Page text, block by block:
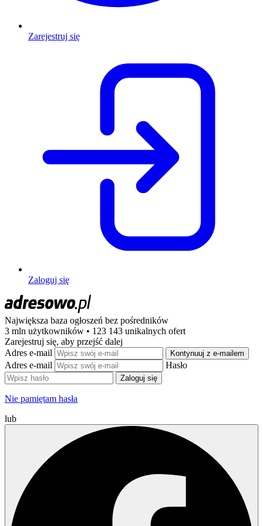
Zarejestruj się
Zaloguj się
Największa baza ogłoszeń bez pośredników
3 mln użytkowników • 123 143 unikalnych ofert
Zarejestruj się, aby przejść dalej
Adres e-mail
Kontynuuj z e-mailem
Adres e-mail Hasło
Zaloguj się
Nie pamiętam hasła
lub